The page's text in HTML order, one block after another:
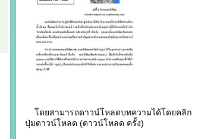
โดยสามารถดาวน์โหลดบทความได้โดยคลิก
ปุ่มดาวน์โหลด (ดาวน์โหลด ครั้ง)